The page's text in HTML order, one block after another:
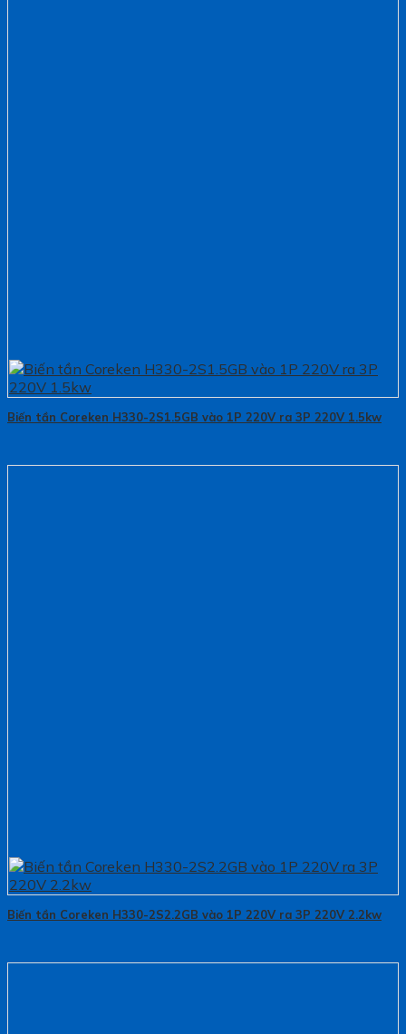
Biến tần Coreken H330-2S1.5GB vào 1P 220V ra 3P 220V 1.5kw
Biến tần Coreken H330-2S2.2GB vào 1P 220V ra 3P 220V 2.2kw